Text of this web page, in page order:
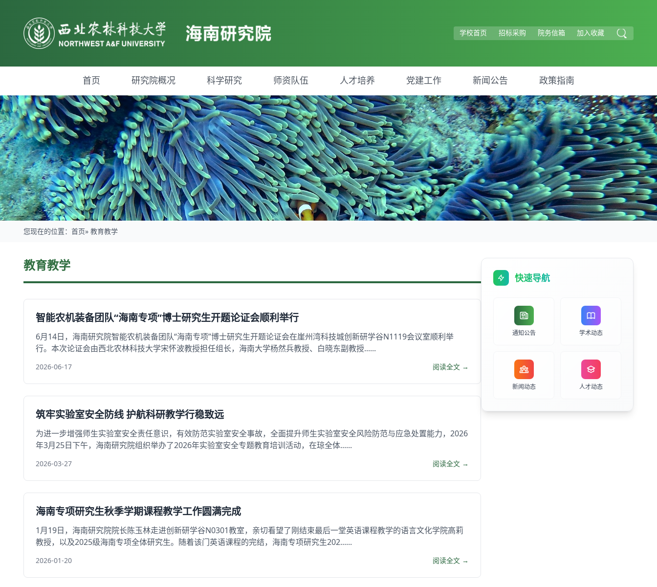
学校首页 招标采购 院务信箱 加入收藏
首页 研究院概况 科学研究 师资队伍 人才培养 党建工作 新闻公告 政策指南
教育教学
您现在的位置： 首页» 教育教学
教育教学
智能农机装备团队“海南专项”博士研究生开题论证会顺利举行
6月14日，海南研究院智能农机装备团队“海南专项”博士研究生开题论证会在崖州湾科技城创新研学谷N1119会议室顺利举
行。本次论证会由西北农林科技大学宋怀波教授担任组长，海南大学杨然兵教授、白晓东副教授......
2026-06-17 阅读全文 →
筑牢实验室安全防线 护航科研教学行稳致远
​为进一步增强师生实验室安全责任意识，有效防范实验室安全事故，全面提升师生实验室安全风险防范与应急处置能力，2026
年3月25日下午，海南研究院组织举办了2026年实验室安全专题教育培训活动，在琼全体......
2026-03-27 阅读全文 →
海南专项研究生秋季学期课程教学工作圆满完成
1月19日，海南研究院院长陈玉林走进创新研学谷N0301教室，亲切看望了刚结束最后一堂英语课程教学的语言文化学院高莉
教授，以及2025级海南专项全体研究生。随着该门英语课程的完结，海南专项研究生202......
2026-01-20 阅读全文 →
快速导航
通知公告 学术动态
新闻动态 人才动态